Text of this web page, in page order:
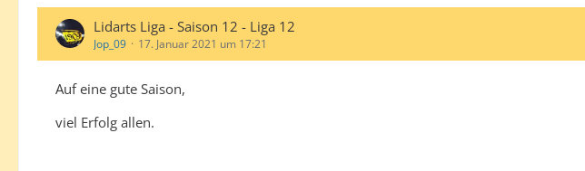
Lidarts Liga - Saison 12 - Liga 12
Jop_09 17. Januar 2021 um 17:21
Auf eine gute Saison,
viel Erfolg allen.